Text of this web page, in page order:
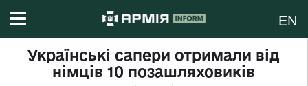
EN
Українські сапери отримали від
німців 10 позашляховиків